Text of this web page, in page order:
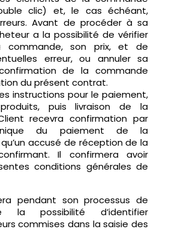
clic) et, le cas échéant,
Avant de procéder à sa
a la possibilité de vérifier
son prix, et de
erreur, ou annuler sa
de la commande
du présent contrat.
instructions pour le paiement,
puis livraison de la
recevra confirmation par
du paiement de la
accusé de réception de la
Il confirmera avoir
conditions générales de
pendant son processus de
la possibilité d’identifier
commises dans la saisie des